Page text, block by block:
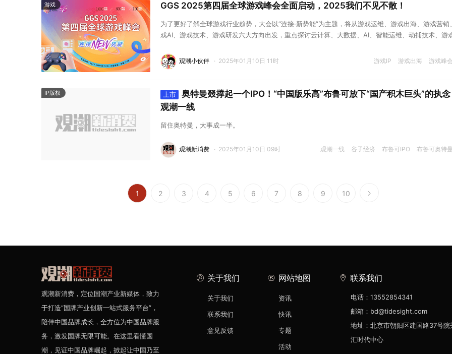
游戏 GGS 2025第四届全球游戏峰会全面启动，2025我们不见不散！
为了更好了解全球游戏行业趋势，大会以“连接·新势能”为主题，将从游戏运维、游戏出海、游戏营销
戏AI、游戏技术、游戏研发六大方向出发，重点探讨云计算、大数据、AI、智能运维、动捕技术、游
游戏IP 游戏出海 游戏峰会
观潮小伙伴 · 2025年01月10日 11时
IP版权 上市
奥特曼叕撑起一个IPO！“中国版乐高”布鲁可放下“国产积木巨头”的执念
观潮一线
留住奥特曼，大事成一半。
观潮一线 谷子经济 布鲁可IPO 布鲁可奥特曼
观潮新消费 · 2025年01月10日 09时
1 2 3 4 5 6 7 8 9 10
观潮新消费，定位国潮产业新媒体，致力
于打造“国牌产业创新一站式服务平台”，
陪伴中国品牌成长，全方位为中国品牌服
务，激发国牌无限可能。在这里看懂国
潮，见证中国品牌崛起，掀起让中国乃至
关于我们
关于我们
联系我们
意见反馈
网站地图
资讯
快讯
专题
活动
联系我们
电话：13552854341
邮箱：bd@tidesight.com
地址：北京市朝阳区建国路37号院
汇时代中心